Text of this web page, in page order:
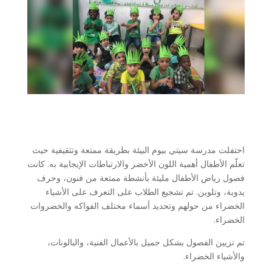
احتفلت مدرسة سيتي بيوم البيئة بطريقة ممتعة وتثقيفية حيث
تعلّم الأطفال أهمية اللون الأخضر والارتباطات الإيجابية به. كانت
فصول رياض الأطفال مليئة بأنشطة ممتعة من فنون، وحرف
يدوية، وتلوين. تم تشجيع الطلاب على التعرف على الأشياء
الخضراء من حولهم وتحديد أسماء مختلف الفواكه والخضروات
الخضراء.
تم تزيين الفصول بشكل جميل بالأعمال الفنية، والبالونات،
والأشياء الخضراء.